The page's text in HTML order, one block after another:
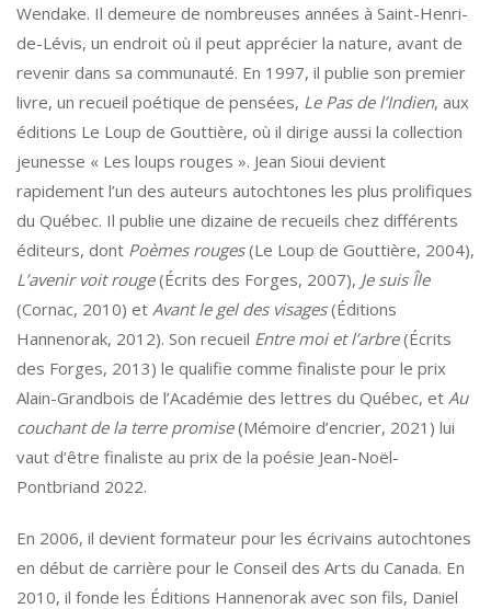
Wendake. Il demeure de nombreuses années à Saint-Henri-
de-Lévis, un endroit où il peut apprécier la nature, avant de
revenir dans sa communauté. En 1997, il publie son premier
livre, un recueil poétique de pensées, Le Pas de l’Indien, aux
éditions Le Loup de Gouttière, où il dirige aussi la collection
jeunesse « Les loups rouges ». Jean Sioui devient
rapidement l’un des auteurs autochtones les plus prolifiques
du Québec. Il publie une dizaine de recueils chez différents
éditeurs, dont Poèmes rouges(Le Loup de Gouttière, 2004),
L’avenir voit rouge(Écrits des Forges, 2007), Je suis Île
(Cornac, 2010) et Avant le gel des visages(Éditions
Hannenorak, 2012). Son recueil Entre moi et l’arbre(Écrits
des Forges, 2013) le qualifie comme finaliste pour le prix
Alain-Grandbois de l’Académie des lettres du Québec, et Au
couchant de la terre promise(Mémoire d’encrier, 2021) lui
vaut d’être finaliste au prix de la poésie Jean-Noël-
Pontbriand 2022.
En 2006, il devient formateur pour les écrivains autochtones
en début de carrière pour le Conseil des Arts du Canada. En
2010, il fonde les Éditions Hannenorak avec son fils, Daniel